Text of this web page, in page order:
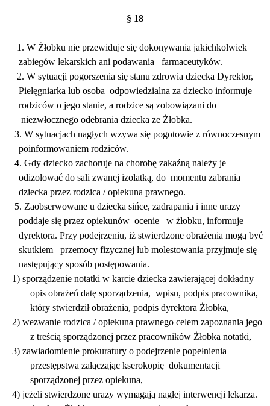
§ 18
1. W Żłobku nie przewiduje się dokonywania jakichkolwiek
zabiegów lekarskich ani podawania
farmaceutyków.
2. W sytuacji pogorszenia się stanu zdrowia dziecka Dyrektor,
Pielęgniarka lub osoba odpowiedzialna za dziecko informuje
rodziców o jego stanie, a rodzice są zobowiązani do
niezwłocznego odebrania dziecka ze Żłobka.
3. W sytuacjach nagłych wzywa się pogotowie z równoczesnym
poinformowaniem rodziców.
4. Gdy dziecko zachoruje na chorobę zakaźną należy je
odizolować do sali zwanej izolatką, do momentu zabrania
dziecka przez rodzica / opiekuna prawnego.
5. Zaobserwowane u dziecka sińce, zadrapania i inne urazy
poddaje się przez opiekunów ocenie
w żłobku, informuje
dyrektora. Przy podejrzeniu, iż stwierdzone obrażenia mogą być
skutkiem
przemocy fizycznej lub molestowania przyjmuje się
następujący sposób postępowania.
1) sporządzenie notatki w karcie dziecka zawierającej dokładny
opis obrażeń datę sporządzenia, wpisu, podpis pracownika,
który stwierdził obrażenia, podpis dyrektora Żłobka,
2) wezwanie rodzica / opiekuna prawnego celem zapoznania jego
z treścią sporządzonej przez pracowników Żłobka notatki,
3) zawiadomienie prokuratury o podejrzenie popełnienia
przestępstwa załączając kserokopię dokumentacji
sporządzonej przez opiekuna,
4) jeżeli stwierdzone urazy wymagają nagłej interwencji lekarza.